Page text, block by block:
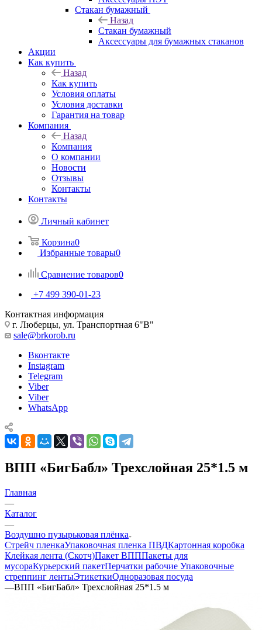
Стакан бумажный
Назад
Стакан бумажный
Аксессуары для бумажных стаканов
Акции
Как купить
Назад
Как купить
Условия оплаты
Условия доставки
Гарантия на товар
Компания
Назад
Компания
О компании
Новости
Отзывы
Контакты
Контакты
Личный кабинет
Корзина0
Избранные товары0
Сравнение товаров0
+7 499 390-01-23
Контактная информация
г. Люберцы, ул. Транспортная 6"В"
sale@brkorob.ru
Вконтакте
Instagram
Telegram
Viber
Viber
WhatsApp
ВПП «БигБабл» Трехслойная 25*1.5 м
Главная
—
Каталог
—
Воздушно пузырьковая плёнка
Стрейч пленкаУпаковочная пленка ПВДКартонная коробка
Клейкая лента (Скотч)Пакет ВПППакеты для
мусораКурьерский пакетПерчатки рабочие Упаковочные
стреппинг лентыЭтикеткиОдноразовая посуда
—ВПП «БигБабл» Трехслойная 25*1.5 м